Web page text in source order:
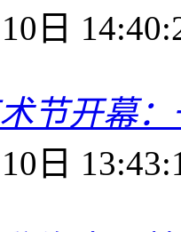
日
节开幕
日